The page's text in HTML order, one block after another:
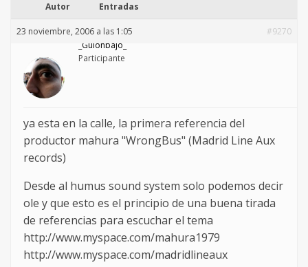
Autor Entradas
23 noviembre, 2006 a las 1:05
#9270
_Guionbajo_
Participante
ya esta en la calle, la primera referencia del
productor mahura "WrongBus" (Madrid Line Aux
records)
Desde al humus sound system solo podemos decir
ole y que esto es el principio de una buena tirada
de referencias para escuchar el tema
http://www.myspace.com/mahura1979
http://www.myspace.com/madridlineaux